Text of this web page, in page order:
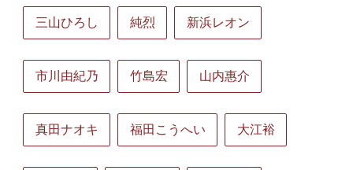
三山ひろし 純烈 新浜レオン
市川由紀乃 竹島宏 山内惠介
真田ナオキ 福田こうへい 大江裕